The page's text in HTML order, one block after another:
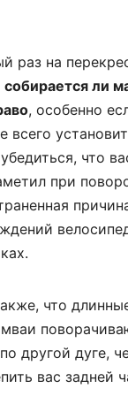
раз на
собирается ли
, особенно
всего
что
при
что
другой дуге,
вас задней